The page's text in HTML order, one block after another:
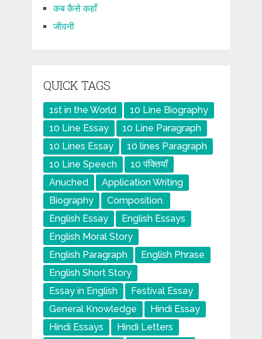
कब कैसे कहाँ
जीवनी
QUICK TAGS
1st in the World
10 Line Biography
10 Line Essay
10 Line Paragraph
10 Lines Essay
10 lines Paragraph
10 Line Speech
10 पंक्तियाँ
Anuched
Application Writing
Biography
Composition.
English Essay
English Essays
English Moral Story
English Paragraph
English Phrase
English Short Story
Essay in English
Festival Essay
General Knowledge
Hindi Essay
Hindi Essays
Hindi Letters